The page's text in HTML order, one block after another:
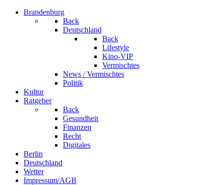
Brandenburg
Back
Deutschland
Back
Lifestyle
Kino-VIP
Vermischtes
News / Vermischtes
Politik
Kultur
Ratgeber
Back
Gesundheit
Finanzen
Recht
Digitales
Berlin
Deutschland
Wetter
Impressum/AGB